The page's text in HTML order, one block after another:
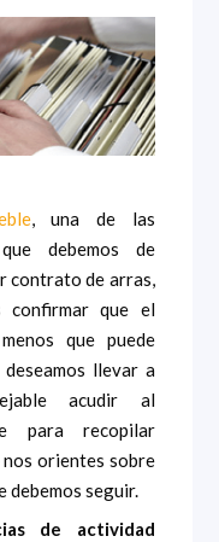
, una de las
debemos de
contrato de arras,
confirmar que el
que puede
llevar a
acudir al
para recopilar
orientes sobre
debemos seguir.
de actividad